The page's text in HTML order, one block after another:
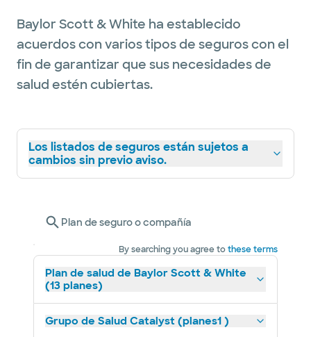
Baylor Scott & White ha establecido
acuerdos con varios tipos de seguros con el
fin de garantizar que sus necesidades de
salud estén cubiertas.
Los listados de seguros están sujetos a
cambios sin previo aviso.
Plan de seguro o compañía
By searching you agree tothese terms
Plan de salud de Baylor Scott & White
(13 planes)
Grupo de Salud Catalyst (planes1 )